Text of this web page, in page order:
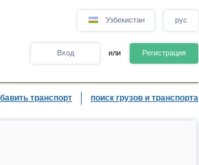
Узбекистан рус
Вход или Регистрация
транспорт поиск грузов и транспорта